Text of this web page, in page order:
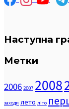
Наступна
Метки
2006 2007 2008
заходи лето літо